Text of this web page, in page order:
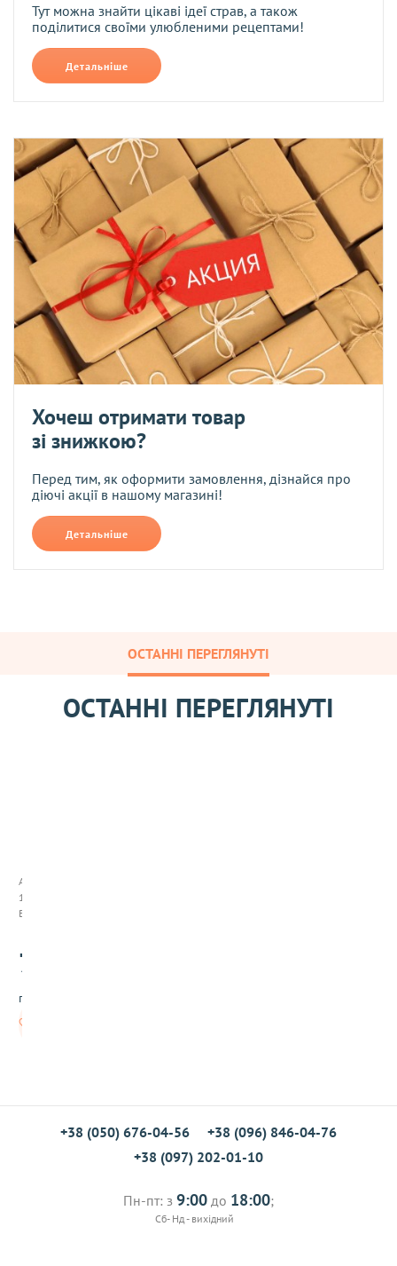
Тут можна знайти цікаві ідеї страв, а також
поділитися своїми улюбленими рецептами!
Детальніше
Хочеш отримати товар
зі знижкою?
Перед тим, як оформити замовлення, дізнайся про
діючі акції в нашому магазині!
Детальніше
ОСТАННІ ПЕРЕГЛЯНУТІ
ОСТАННІ ПЕРЕГЛЯНУТІ
ш
т
у
и
й
0
0
Арт:
123003
В наявності
70
грн/шт
+38 (050) 676-04-56
+38 (096) 846-04-76
+38 (097) 202-01-10
Пн-пт: з 9:00 до 18:00;
Сб- Нд - вихідний